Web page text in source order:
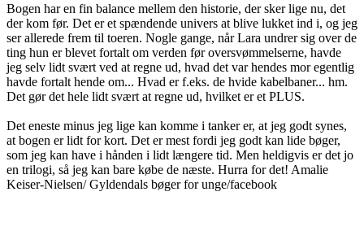
Bogen har en fin balance mellem den historie, der sker lige nu, det
der kom før. Det er et spændende univers at blive lukket ind i, og jeg
ser allerede frem til toeren. Nogle gange, når Lara undrer sig over de
ting hun er blevet fortalt om verden før oversvømmelserne, havde
jeg selv lidt svært ved at regne ud, hvad det var hendes mor egentlig
havde fortalt hende om... Hvad er f.eks. de hvide kabelbaner... hm.
Det gør det hele lidt svært at regne ud, hvilket er et PLUS.
Det eneste minus jeg lige kan komme i tanker er, at jeg godt synes,
at bogen er lidt for kort. Det er mest fordi jeg godt kan lide bøger,
som jeg kan have i hånden i lidt længere tid. Men heldigvis er det jo
en trilogi, så jeg kan bare købe de næste. Hurra for det! Amalie
Keiser-Nielsen/ Gyldendals bøger for unge/facebook